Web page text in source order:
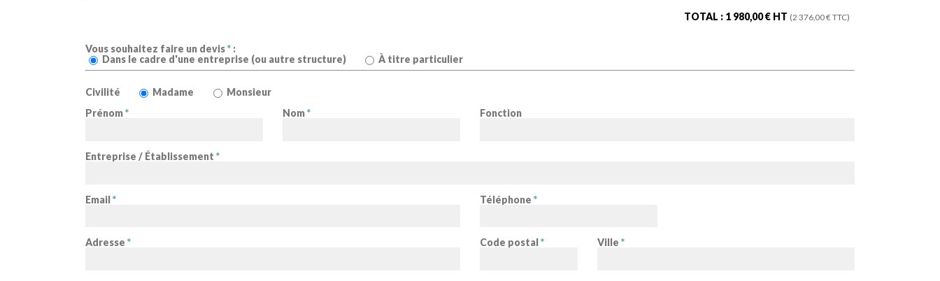
TOTAL : 1 980,00€ HT (2 376,00€ TTC)
Vous souhaitez faire un devis* :
Dans le cadre d'une entreprise (ou autre structure)
À titre particulier
Civilité Madame
Monsieur
Prénom* Nom* Fonction
Entreprise / Établissement *
Email* Téléphone *
Adresse * Code postal * Ville *